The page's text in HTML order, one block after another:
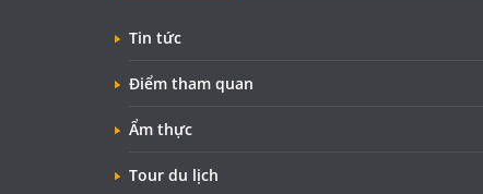
Tin tức
Điểm tham quan
Ẩm thực
Tour du lịch